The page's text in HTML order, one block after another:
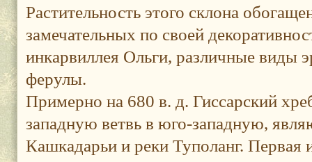
Растительность этого склона
замечательных по своей
инкарвиллея Ольги, различные виды
ферулы.
Примерно на 680 в. д. Гиссарский
западную ветвь в юго-западную,
Кашкадарьи и реки Туполанг. Первая